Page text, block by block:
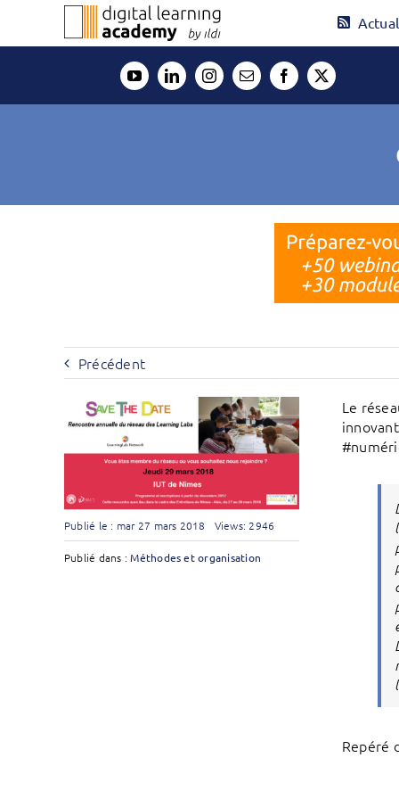
contenu
Précédent
Publié le : mar 27 mars 2018 Views: 2946
Publié dans :Méthodes et organisation
Le
Repéré